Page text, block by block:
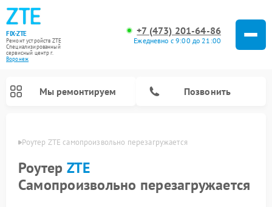
FIX-ZTE
Ремонт устройств ZTE
Специализированный
cервисный центр г.
Воронеж
+7 (473) 201-64-86
Ежедневно с 9:00 до 21:00
Мы ремонтируем Позвонить
Роутер ZTE самопроизвольно перезагружается
Роутер ZTE
Самопроизвольно перезагружается